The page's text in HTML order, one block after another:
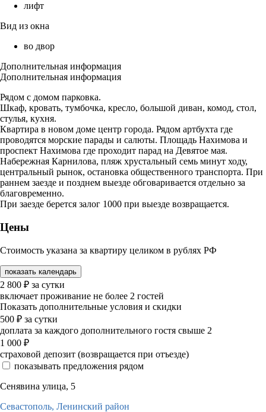
лифт
Вид из окна
во двор
Дополнительная информация
Дополнительная информация
Рядом с домом парковка.
Шкаф, кровать, тумбочка, кресло, большой диван, комод, стол,
стулья, кухня.
Квартира в новом доме центр города. Рядом артбухта где
проводятся морские парады и салюты. Площадь Нахимова и
проспект Нахимова где проходит парад на Девятое мая.
Набережная Карнилова, пляж хрустальный семь минут ходу,
центральный рынок, остановка общественного транспорта. При
раннем заезде и позднем выезде обговаривается отдельно за
благовременно.
При заезде берется залог 1000 при выезде возвращается.
Цены
Стоимость указана за квартиру целиком в рублях РФ
показать календарь
2 800 ₽ за сутки
включает проживание не более 2 гостей
Показать дополнительные условия и скидки
500 ₽ за сутки
доплата за каждого дополнительного гостя свыше 2
1 000 ₽
страховой депозит (возвращается при отъезде)
показывать предложения рядом
Сенявина улица, 5
Севастополь, Ленинский район